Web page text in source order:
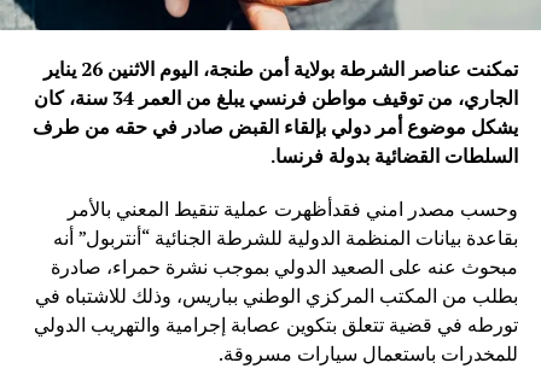
تمكنت عناصر الشرطة بولاية أمن طنجة، اليوم الاثنين 26 يناير
الجاري، من توقيف مواطن فرنسي يبلغ من العمر 34 سنة، كان
يشكل موضوع أمر دولي بإلقاء القبض صادر في حقه من طرف
السلطات القضائية بدولة فرنسا.
وحسب مصدر امني فقدأظهرت عملية تنقيط المعني بالأمر
بقاعدة بيانات المنظمة الدولية للشرطة الجنائية “أنتربول” أنه
مبحوث عنه على الصعيد الدولي بموجب نشرة حمراء، صادرة
بطلب من المكتب المركزي الوطني بباريس، وذلك للاشتباه في
تورطه في قضية تتعلق بتكوين عصابة إجرامية والتهريب الدولي
للمخدرات باستعمال سيارات مسروقة.